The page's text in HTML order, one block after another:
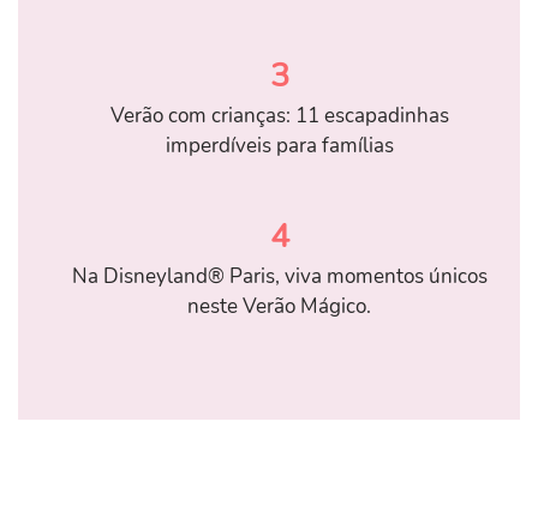
3
Verão com crianças: 11 escapadinhas
imperdíveis para famílias
4
Na Disneyland® Paris, viva momentos únicos
neste Verão Mágico.